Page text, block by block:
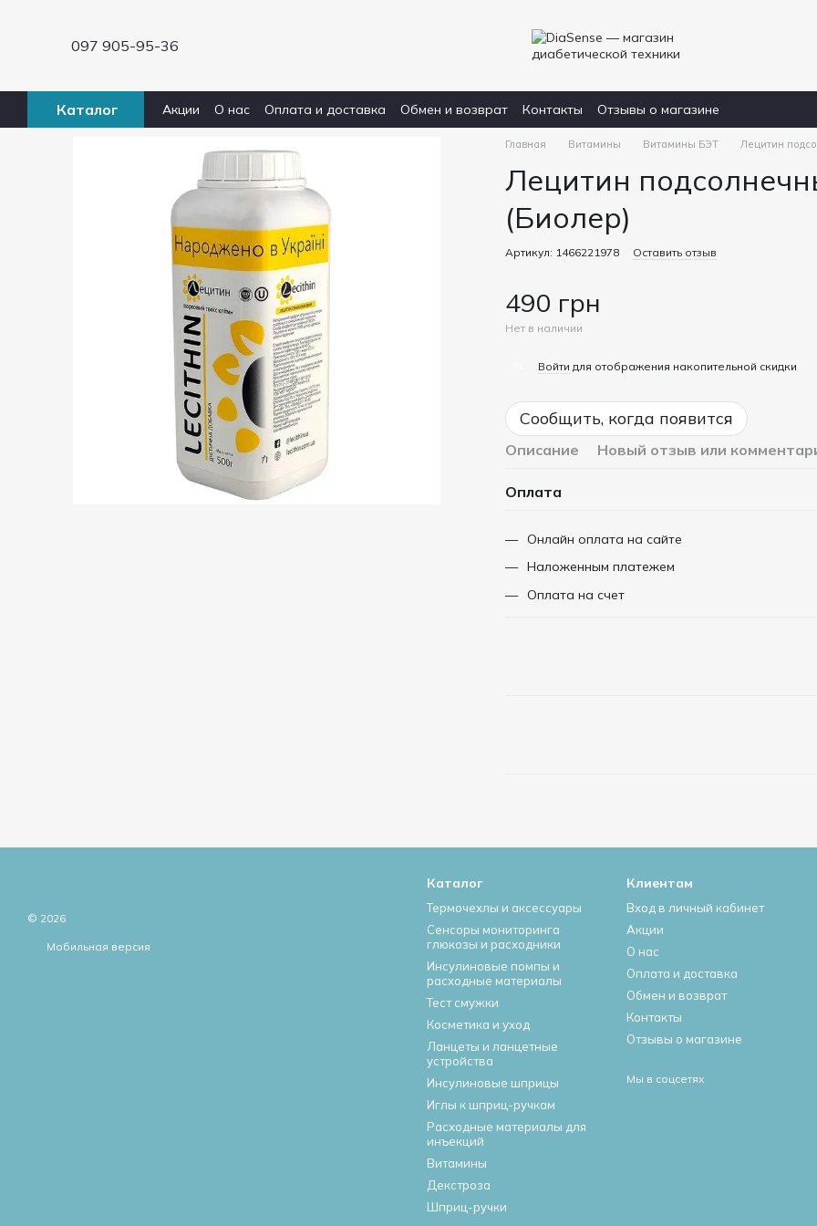
097 905-95-36
Каталог Акции О нас Оплата и доставка Обмен и возврат Контакты Отзывы о магазине
Главная Витамины Витамины БЭТ Лецитин
Лецитин
(Биолер)
Артикул: 1466221978 Оставить отзыв
490 грн
Нет в наличии
Войти для отображения накопительной скидки
Сообщить, когда появится
Описание Новый отзыв или
Оплата
Онлайн оплата на сайте
Наложенным платежем
Оплата на счет
© 2026
Мобильная версия
Каталог
Термочехлы и аксессуары
Сенсоры мониторинга
глюкозы и расходники
Инсулиновые помпы и
расходные материалы
Тест смужки
Косметика и уход
Ланцеты и ланцетные
устройства
Инсулиновые шприцы
Иглы к шприц-ручкам
Расходные материалы для
инъекций
Витамины
Декстроза
Шприц-ручки
Клиентам
Вход в личный кабинет
Акции
О нас
Оплата и доставка
Обмен и возврат
Контакты
Отзывы о магазине
Мы в соцсетях